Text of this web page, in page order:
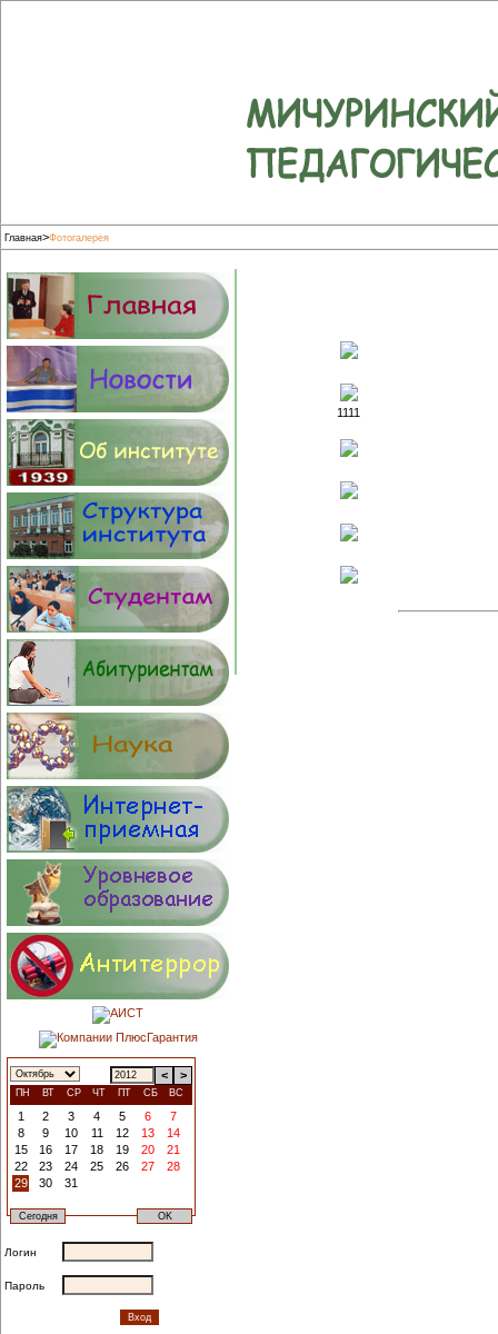
Главная>Фотогалерея
< >
ПН ВТ СР ЧТ ПТ СБ ВС
1 2 3 4 5 6
7
8
9 10 11 12 13
14
15
16 17 18 19 20
21
22
23 24 25 26 27
28
29
30 31
Логин
Пароль
1111